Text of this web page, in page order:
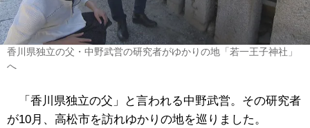
香川県独立の父・中野武営の研究者がゆかりの地「若一王子神社」
へ
「香川県独立の父」と言われる中野武営。その研究者
が10月、高松市を訪れゆかりの地を巡りました。